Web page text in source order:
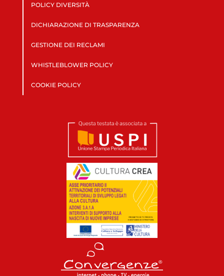
POLICY DIVERSITÀ
DICHIARAZIONE DI TRASPARENZA
GESTIONE DEI RECLAMI
WHISTLEBLOWER POLICY
COOKIE POLICY